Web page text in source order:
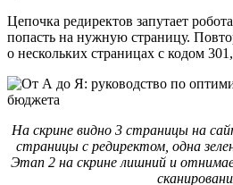
Цепочка редиректов запутает
попасть на нужную страницу.
о нескольких страницах с кодом
На скрине видно 3 страницы на
страницы с редиректом, одна
Этап 2 на скрине лишний и